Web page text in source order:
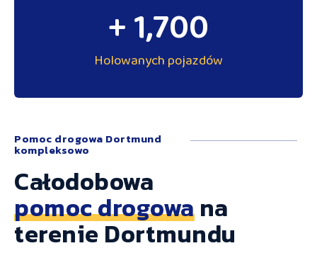
+ 1,700
Holowanych pojazdów
Pomoc drogowa Dortmund
kompleksowo
Całodobowa
pomoc drogowana
terenie Dortmundu